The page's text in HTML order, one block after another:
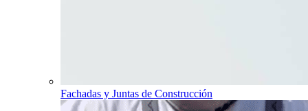
Fachadas y Juntas de Construcción